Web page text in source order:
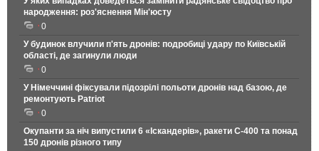
народження: роз'яснення Мін'юсту
0
У будинок влучили п'ять дронів: подробиці удару по Київській
області, де загинули люди
0
У Німеччині фіксували підозрілі польоти дронів над базою, де
ремонтують Patriot
0
Окупанти за ніч випустили 6 «Іскандерів», ракети С-400 та понад
150 дронів різного типу